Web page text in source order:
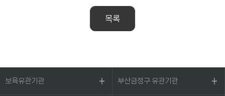
목록
보육유관기관 부산금정구 유관기관